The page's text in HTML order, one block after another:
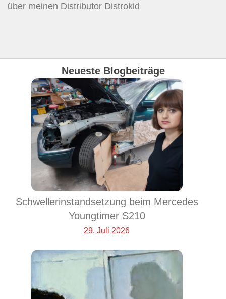
über meinen Distributor Distrokid
Neueste Blogbeiträge
Schwellerinstandsetzung beim Mercedes
Youngtimer S210
29. Juli 2026